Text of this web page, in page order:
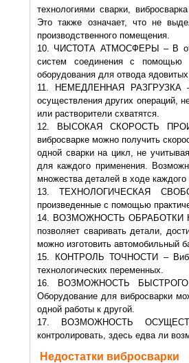
технологиями сварки,
Это также означает, что не
производственного помещения.
10. ЧИСТОТА АТМОСФЕРЫ – В
систем соединения с помощью
оборудования для отвода
11. НЕМЕДЛЕННАЯ РАЗГРУЗКА –
осуществления других операций,
или растворители схватятся.
12. ВЫСОКАЯ СКОРОСТЬ
вибросварке можно получить
одной сварки на цикл, не
для каждого применения.
множества деталей в ходе каждого
13. ТЕХНОЛОГИЧЕСКАЯ
произведенные с помощью
14. ВОЗМОЖНОСТЬ ОБРАБОТКИ
позволяет сваривать детали,
можно изготовить автомобильный
15. КОНТРОЛЬ ТОЧНОСТИ –
технологических переменных.
16. ВОЗМОЖНОСТЬ
Оборудование для вибросварки
одной работы к другой.
17. ВОЗМОЖНОСТЬ
контролировать, здесь едва ли
Недостатки вибросварки